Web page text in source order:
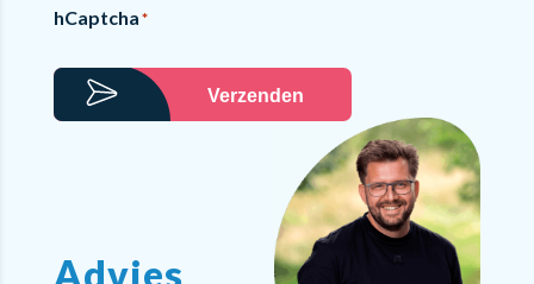
hCaptcha*
Verzenden
Advies